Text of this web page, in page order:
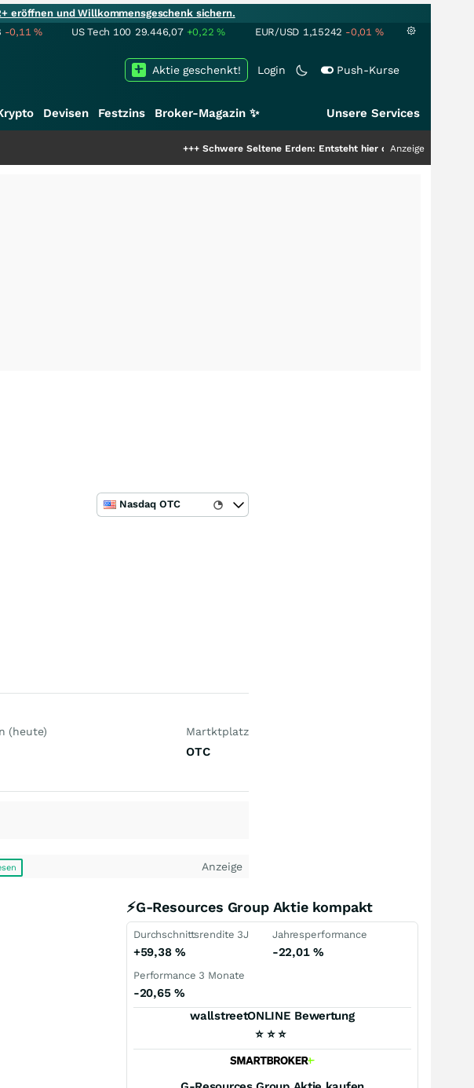
eröffnen und Willkommensgeschenk sichern.
-0,11% US Tech 100 29.446,07 +0,22% EUR/USD 1,15242 -0,01 %
Login Push-Kurse
Aktie geschenkt!
Devisen Festzins Broker-Magazin ✨ Unsere Services
Schwere Seltene Erden: Entsteht hier die nächste Milliardenstory?
Anzeige
Nasdaq OTC
(heute) Martktplatz
OTC
Anzeige
⚡G-Resources Group Aktie kompakt
Durchschnittsrendite 3J
+59,38 %
Jahresperformance
-22,01 %
Performance 3 Monate
-20,65 %
wallstreetONLINE Bewertung
⭐ ⭐ ⭐